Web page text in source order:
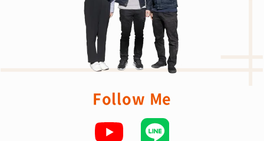
Follow Me